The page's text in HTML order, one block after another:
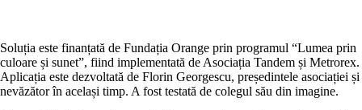
Soluția este finanțată de Fundația Orange prin programul “Lumea prin
culoare și sunet”, fiind implementată de Asociația Tandem și Metrorex.
Aplicația este dezvoltată de Florin Georgescu, președintele asociației și
nevăzător în același timp. A fost testată de colegul său din imagine.